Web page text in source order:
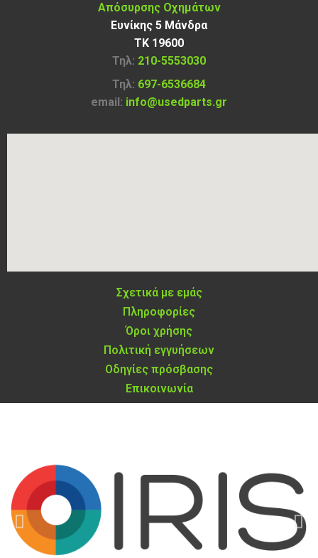
Απόσυρσης Οχημάτων
Ευνίκης 5 Μάνδρα
ΤΚ 19600
Τηλ: 210-5553030
Τηλ: 697-6536684
email: info@usedparts.gr
Σχετικά με εμάς
Πληροφορίες
Όροι χρήσης
Πολιτική εγγυήσεων
Οδηγίες πρόσβασης
Επικοινωνία